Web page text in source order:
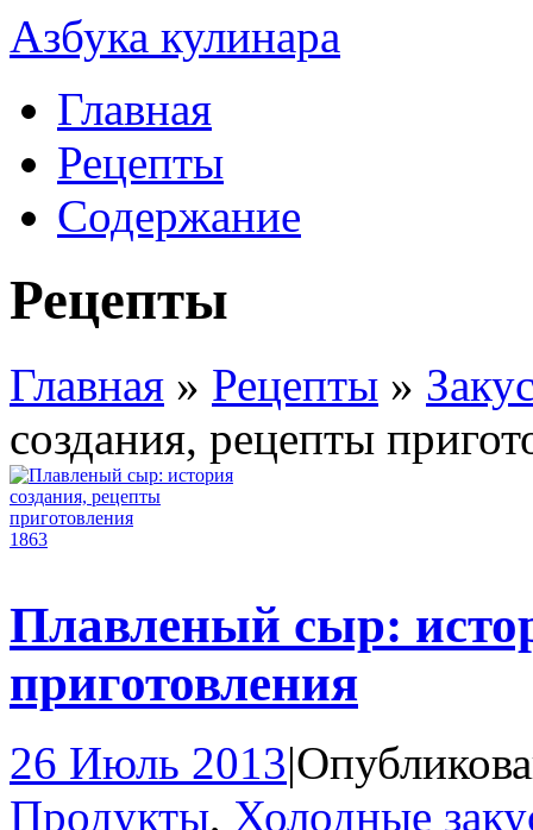
Азбука кулинара
Главная
Рецепты
Содержание
Рецепты
Главная » Рецепты »
создания, рецепты
1863
Плавленый сыр:
приготовления
26 Июль 2013|
Продукты, Холодные